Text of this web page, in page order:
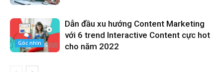
Góc nhìn
Dẫn đầu xu hướng Content Marketing
với 6 trend Interactive Content cực hot
cho năm 2022